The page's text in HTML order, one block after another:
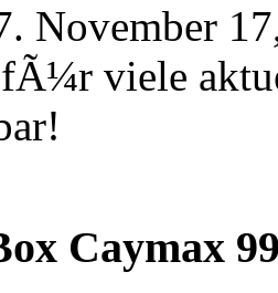
November
viele
Caymax